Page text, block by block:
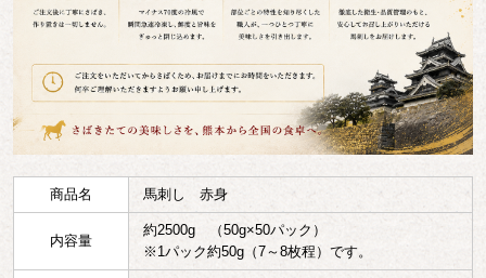
商品名 馬刺し 赤身
内容量
約2500g （50g×50パック）
※1パック約50g（7～8枚程）です。